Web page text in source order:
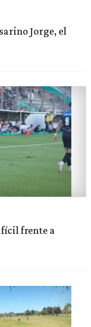
Jorge, el
frente a